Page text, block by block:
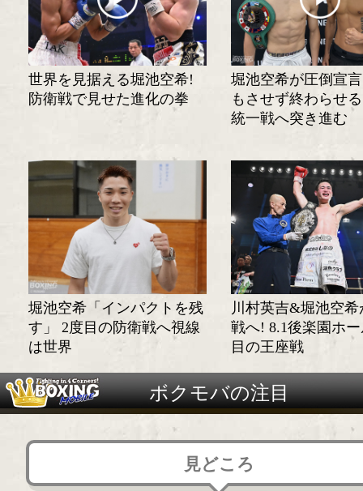
世界を見据える堀池空希!
防衛戦で見せた進化の拳
堀池空希が圧倒宣
もさせず終わらせ
統一戦へ突き進む
堀池空希「インパクトを残
す」 2度目の防衛戦へ視線
は世界
川村英吉&堀池空希
戦へ! 8.1後楽園ホ
目の王座戦
ボクモバの注目
見どころ